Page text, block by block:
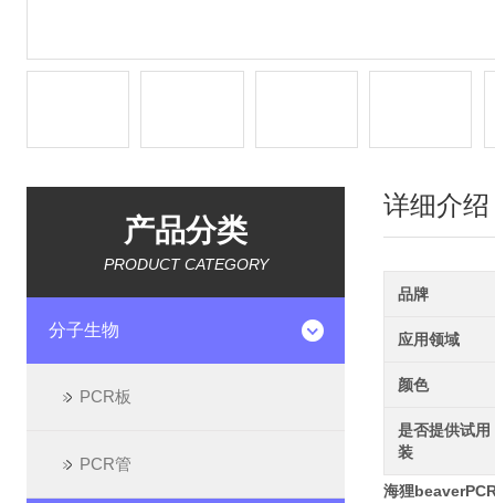
产品分类
PRODUCT CATEGORY
分子生物
PCR板
PCR管
详细介绍
品牌
应用领域
颜色
是否提供试用
装
海狸